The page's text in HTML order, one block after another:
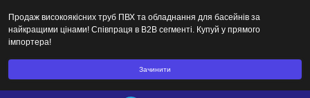
Продаж високоякісних труб ПВХ та обладнання для басейнів за
найкращими цінами! Співпраця в B2B сегменті. Купуй у прямого
імпортера!
Зачинити